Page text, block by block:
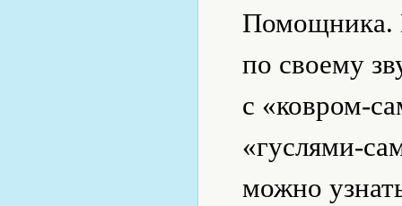
Помощника.
по своему
с «ковром-
«гуслями-
можно